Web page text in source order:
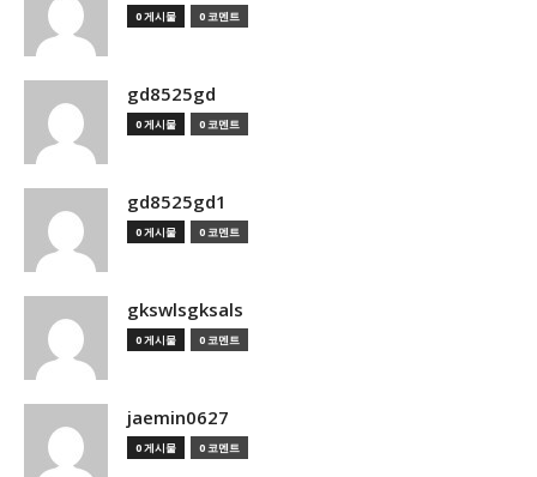
0 게시물 0 코멘트
gd8525gd
0 게시물 0 코멘트
gd8525gd1
0 게시물 0 코멘트
gkswlsgksals
0 게시물 0 코멘트
jaemin0627
0 게시물 0 코멘트